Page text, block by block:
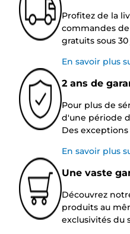
Profitez de la
commandes
gratuits sous
En savoir plus
2 ans de
Pour plus de
d'une période
Des
En savoir plus
Une vaste
Découvrez
produits au
exclusivités du